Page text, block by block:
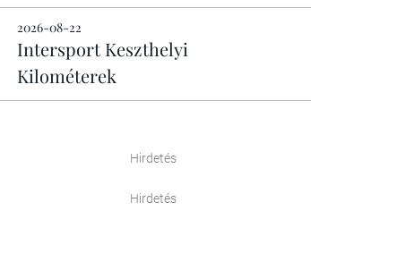
2026-08-22
Intersport Keszthelyi
Kilométerek
Hirdetés
Hirdetés